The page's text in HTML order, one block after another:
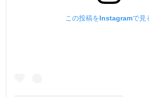
この投稿をInstagramで見